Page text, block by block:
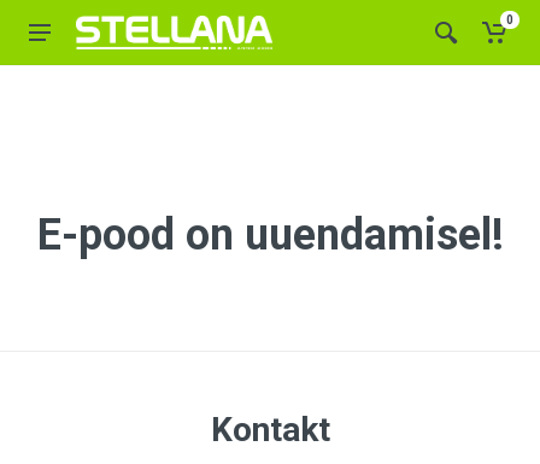
0
E-pood on uuendamisel!
Kontakt